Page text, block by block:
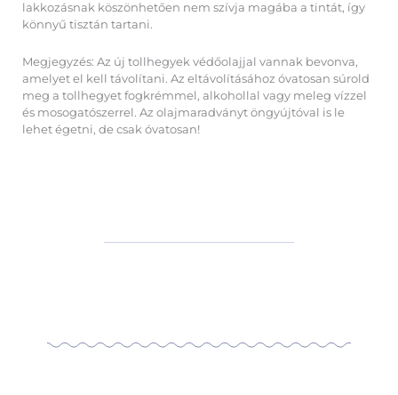
lakkozásnak köszönhetően nem szívja magába a tintát, így
könnyű tisztán tartani.
Megjegyzés: Az új tollhegyek védőolajjal vannak bevonva,
amelyet el kell távolítani. Az eltávolításához óvatosan súrold
meg a tollhegyet fogkrémmel, alkohollal vagy meleg vízzel
és mosogatószerrel. Az olajmaradványt öngyújtóval is le
lehet égetni, de csak óvatosan!